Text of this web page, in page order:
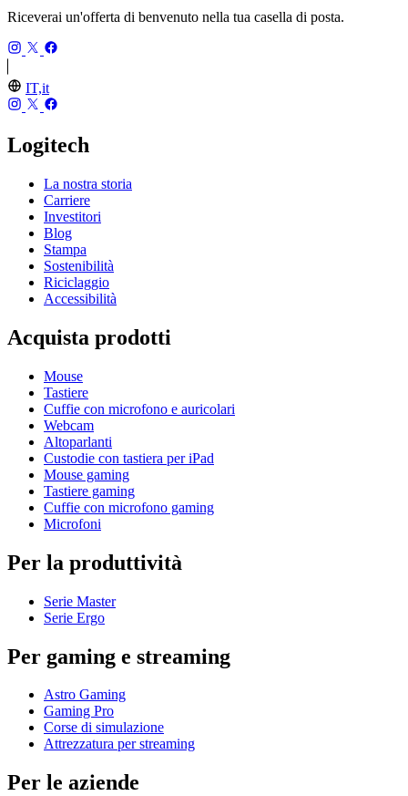
Riceverai un'offerta di benvenuto nella tua casella di posta.
IT,it
Logitech
La nostra storia
Carriere
Investitori
Blog
Stampa
Sostenibilità
Riciclaggio
Accessibilità
Acquista prodotti
Mouse
Tastiere
Cuffie con microfono e auricolari
Webcam
Altoparlanti
Custodie con tastiera per iPad
Mouse gaming
Tastiere gaming
Cuffie con microfono gaming
Microfoni
Per la produttività
Serie Master
Serie Ergo
Per gaming e streaming
Astro Gaming
Gaming Pro
Corse di simulazione
Attrezzatura per streaming
Per le aziende